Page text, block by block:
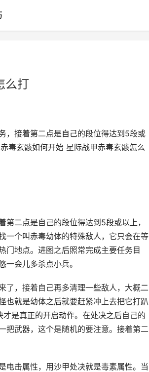
么打
，接着第二点是自己的段位得达到5段或
毒玄骸如何开始 星际战甲赤毒玄骸怎么
二点是自己的段位得达到5段或以上，
一个叫赤毒幼体的特殊敌人，它只会在等
门地点。进图之后照常完成主要任务目
会儿多杀点小兵。
了，接着自己再多清理一些敌人，大概二
也就是幼体之后就要赶紧冲上去把它打趴
是真正的开启动作。在处决之后自己的
把武器，这个是随机的要注意。接着第二
电击属性，用沙甲处决就是毒素属性。当